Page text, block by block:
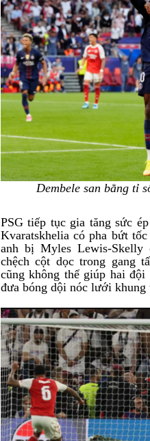
Dembele san bằng tỉ
PSG tiếp tục gia tăng sức
Kvaratskhelia có pha bứt
anh bị Myles Lewis-Skelly
chệch cột dọc trong gang
cũng không thể giúp hai
đưa bóng dội nóc lưới khung